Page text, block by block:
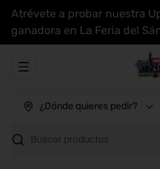
Atrévete a probar nuestra
ganadora en La Feria del
Abrir menu de navegación
¿Dónde quieres pedir?
Buscar productos